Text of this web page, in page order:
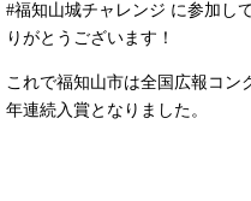
#福知山城チャレンジ に参加し
りがとうございます！
これで福知山市は全国広報コン
年連続入賞となりました。